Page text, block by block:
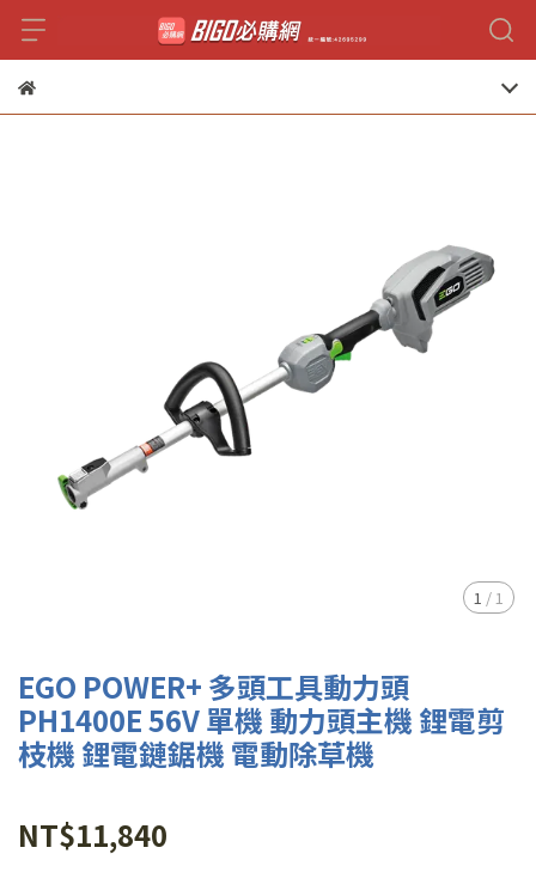
1 / 1
EGO POWER+ 多頭工具動力頭
PH1400E 56V 單機 動力頭主機 鋰電剪
枝機 鋰電鏈鋸機 電動除草機
NT$11,840